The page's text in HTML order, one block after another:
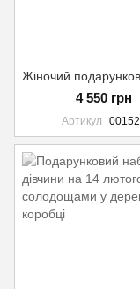
4 550 грн
Артикул